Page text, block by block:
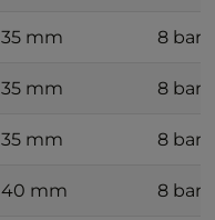
35 mm 8 bar
35 mm 8 bar
35 mm 8 bar
40 mm 8 bar